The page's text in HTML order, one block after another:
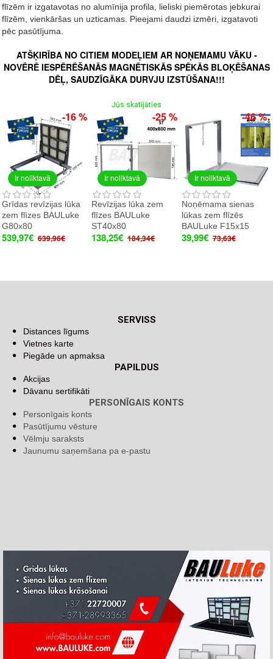
flīzēm ir izgatavotas no alumīnija profila, lieliski piemērotas jebkurai
flīzēm, vienkāršas un uzticamas. Pieejami daudzi izmēri, izgatavoti
pēc pasūtījuma.
ATŠĶIRĪBA NO CITIEM MODEĻIEM AR NOŅEMAMU VĀKU -
NOVĒRĒ IESPĒRĒŠANĀS MAGNĒTISKĀS SPĒKĀS BLOĶĒŠANAS
DĒĻ, SAUDZĪGĀKA DURVJU IZSTŪŠANA!!!
Jūs skatījāties
Ir noliktavā
-16 %
Grīdas revīzijas lūka
zem flīzes BAULuke
G80x80
539,97€ 639,96€
Ir noliktavā
-25 %
Revīzijas lūka zem
flīzes BAULuke
ST40x80
138,25€ 184,34€
Ir noliktavā
-46 %
Noņēmama sienas
lūkas zem flīzēs
BAULuke F15x15
39,99€ 73,63€
SERVISS
Distances līgums
Vietnes karte
Piegāde un apmaksa
PAPILDUS
Akcijas
Dāvanu sertifikāti
PERSONĪGAIS KONTS
Personīgais konts
Pasūtījumu vēsture
Vēlmju saraksts
Jaunumu saņemšana pa e-pastu